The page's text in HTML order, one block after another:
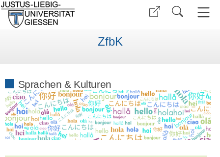
ZfbK
Sprachen & Kulturen